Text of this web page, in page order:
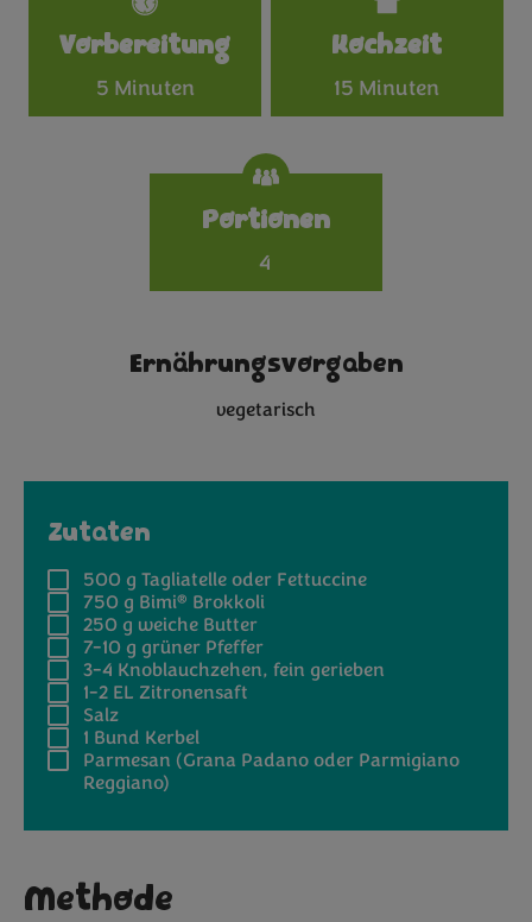
Specifications
Vorbereitung
5 Minuten
Kochzeit
15 Minuten
Portionen
4
Ernährungsvorgaben
vegetarisch
Zutaten
500 g Tagliatelle oder Fettuccine
750 g Bimi® Brokkoli
250 g weiche Butter
7-10 g grüner Pfeffer
3-4 Knoblauchzehen, fein gerieben
1-2 EL Zitronensaft
Salz
1 Bund Kerbel
Parmesan (Grana Padano oder Parmigiano
Reggiano)
Methode